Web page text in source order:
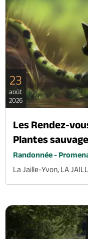
23
août
2026
Les Rendez-
Plantes
Randonnée -
La Jaille-Yvon, LA